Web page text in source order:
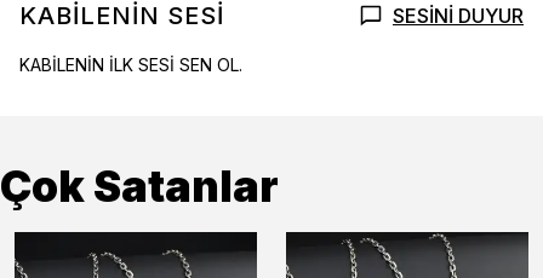
KABİLENİN SESİ SESİNİ DUYUR
KABİLENİN İLK SESİ SEN OL.
Çok Satanlar